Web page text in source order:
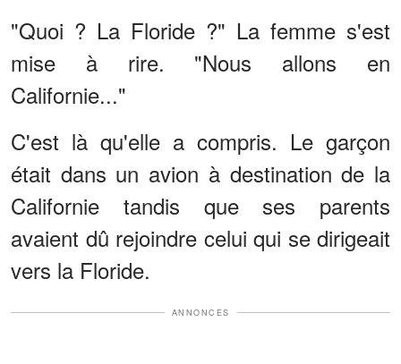
"Quoi ? La Floride ?" La femme s'est
mise à rire. "Nous allons en
Californie..."
C'est là qu'elle a compris. Le garçon
était dans un avion à destination de la
Californie tandis que ses parents
avaient dû rejoindre celui qui se dirigeait
vers la Floride.
ANNONCES